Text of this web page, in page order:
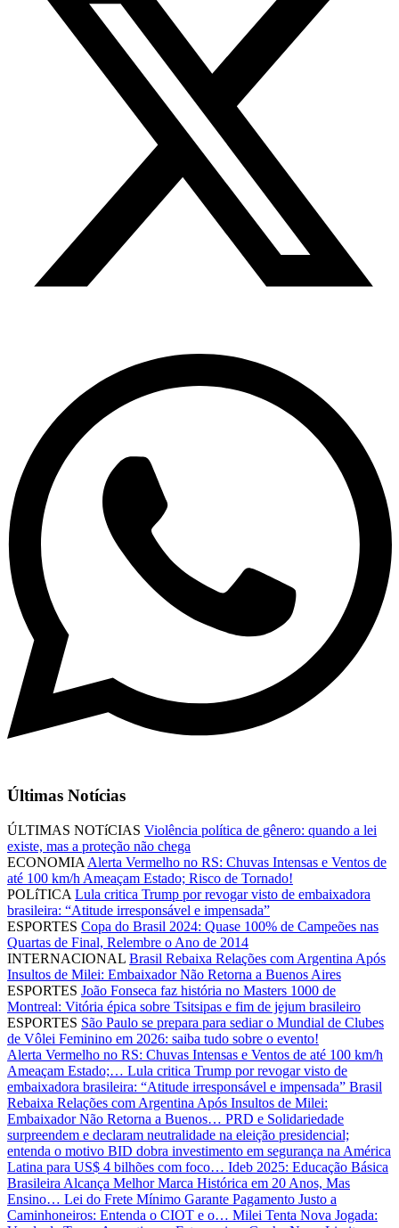
Últimas Notícias
ÚLTIMAS NOTíCIAS Violência política de gênero: quando a lei
existe, mas a proteção não chega
ECONOMIA Alerta Vermelho no RS: Chuvas Intensas e Ventos de
até 100 km/h Ameaçam Estado; Risco de Tornado!
POLíTICA Lula critica Trump por revogar visto de embaixadora
brasileira: “Atitude irresponsável e impensada”
ESPORTES Copa do Brasil 2024: Quase 100% de Campeões nas
Quartas de Final, Relembre o Ano de 2014
INTERNACIONAL Brasil Rebaixa Relações com Argentina Após
Insultos de Milei: Embaixador Não Retorna a Buenos Aires
ESPORTES João Fonseca faz história no Masters 1000 de
Montreal: Vitória épica sobre Tsitsipas e fim de jejum brasileiro
ESPORTES São Paulo se prepara para sediar o Mundial de Clubes
de Vôlei Feminino em 2026: saiba tudo sobre o evento!
Alerta Vermelho no RS: Chuvas Intensas e Ventos de até 100 km/h
Ameaçam Estado;… Lula critica Trump por revogar visto de
embaixadora brasileira: “Atitude irresponsável e impensada” Brasil
Rebaixa Relações com Argentina Após Insultos de Milei:
Embaixador Não Retorna a Buenos… PRD e Solidariedade
surpreendem e declaram neutralidade na eleição presidencial;
entenda o motivo BID dobra investimento em segurança na América
Latina para US$ 4 bilhões com foco… Ideb 2025: Educação Básica
Brasileira Alcança Melhor Marca Histórica em 20 Anos, Mas
Ensino… Lei do Frete Mínimo Garante Pagamento Justo a
Caminhoneiros: Entenda o CIOT e o… Milei Tenta Nova Jogada: